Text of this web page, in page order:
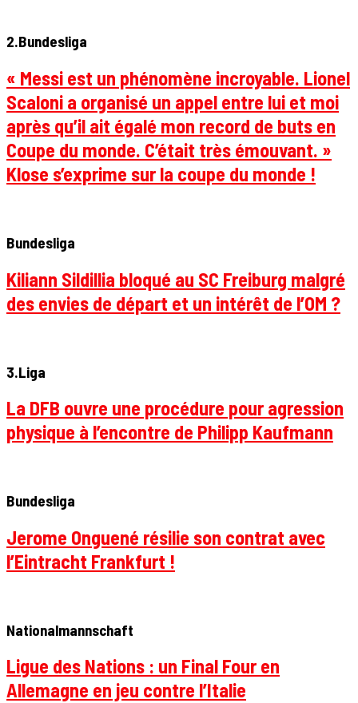
2.Bundesliga
« Messi est un phénomène incroyable. Lionel
Scaloni a organisé un appel entre lui et moi
après qu’il ait égalé mon record de buts en
Coupe du monde. C’était très émouvant. »
Klose s’exprime sur la coupe du monde !
Bundesliga
Kiliann Sildillia bloqué au SC Freiburg malgré
des envies de départ et un intérêt de l’OM ?
3.Liga
La DFB ouvre une procédure pour agression
physique à l’encontre de Philipp Kaufmann
Bundesliga
Jerome Onguené résilie son contrat avec
l’Eintracht Frankfurt !
Nationalmannschaft
Ligue des Nations : un Final Four en
Allemagne en jeu contre l’Italie